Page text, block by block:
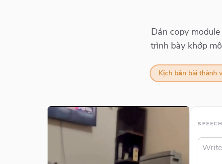
Dán copy
trình bày khớp
Kịch bản bài thành